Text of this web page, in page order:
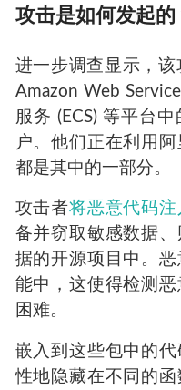
攻击是如何发起的
进一步调查显示，该
Amazon Web
服务 (ECS) 等平台
户。他们正在利用
都是其中的一部分。
攻击者将恶意代码注
备并窃取敏感数据
据的开源项目中。
能中，这使得检测
困难。
嵌入到这些包中的
性地隐藏在不同的